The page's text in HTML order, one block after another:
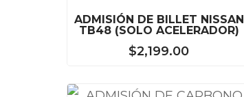
ADMISIÓN DE BILLET NISSAN
TB48 (SOLO ACELERADOR)
$2,199.00